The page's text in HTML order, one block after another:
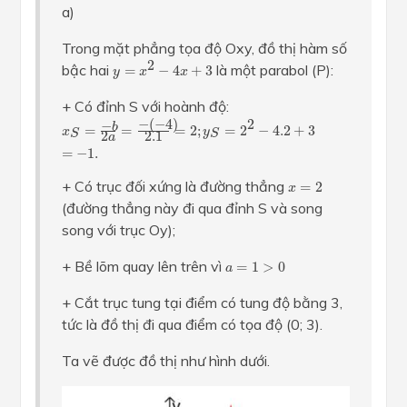
a)
Trong mặt phẳng tọa độ Oxy, đồ thị hàm số
bậc hai y = x2 − 4x + 3
y x − x+ 3
là một parabol (P):
+ Có đỉnh S với hoành độ:
xS = −b
2a = −(−4)
2.1 = 2; yS = 22 − 4.2 + 3
= −1.
2a − )2.1 S 2
+ Có trục đối xứng là đường thẳng x = 2
x
(đường thẳng này đi qua đỉnh S và song
song với trục Oy);
+ Bề lõm quay lên trên vì a = 1 > 0
a > 0
+ Cắt trục tung tại điểm có tung độ bằng 3,
tức là đồ thị đi qua điểm có tọa độ (0; 3).
Ta vẽ được đồ thị như hình dưới.